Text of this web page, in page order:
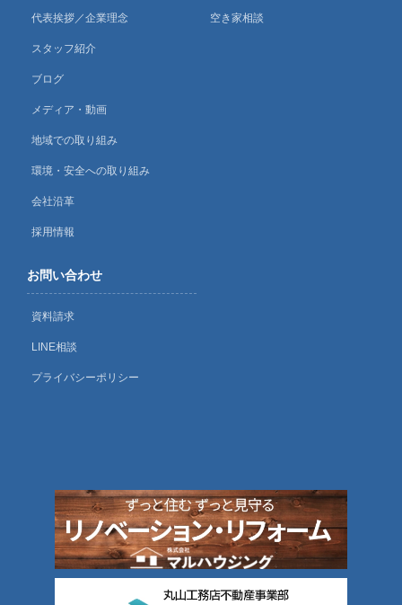
代表挨拶／企業理念
スタッフ紹介
ブログ
メディア・動画
地域での取り組み
環境・安全への取り組み
会社沿革
採用情報
空き家相談
お問い合わせ
資料請求
LINE相談
プライバシーポリシー